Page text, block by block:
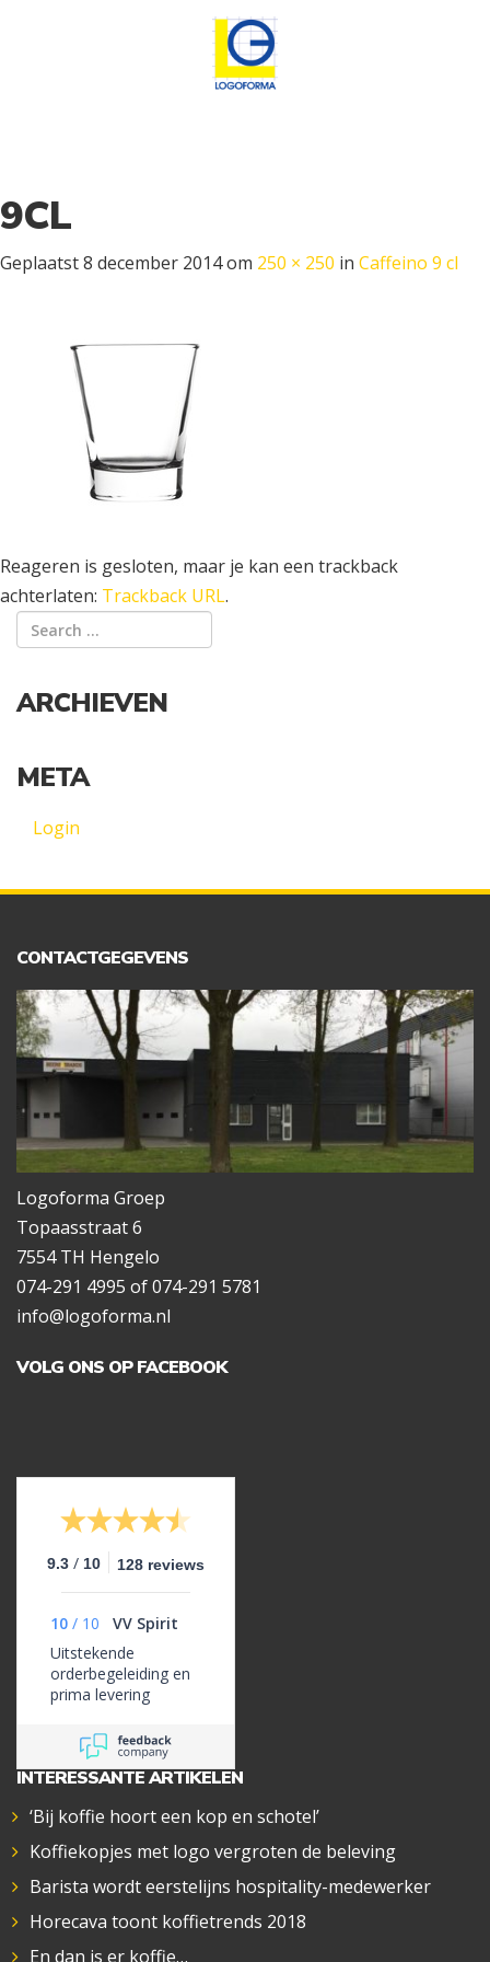
9CL
Geplaatst8 december 2014om 250 × 250 in Caffeino 9 cl
Reageren is gesloten, maar je kan een trackback
achterlaten: Trackback URL.
ARCHIEVEN
META
Login
CONTACTGEGEVENS
Logoforma Groep
Topaasstraat 6
7554 TH Hengelo
074-291 4995 of 074-291 5781
info@logoforma.nl
VOLG ONS OP FACEBOOK
9.3 / 10 128 reviews
10 / 10
VV Spirit
Uitstekende
orderbegeleiding en
prima levering
INTERESSANTE ARTIKELEN
‘Bij koffie hoort een kop en schotel’
Koffiekopjes met logo vergroten de beleving
Barista wordt eerstelijns hospitality-medewerker
Horecava toont koffietrends 2018
En dan is er koffie…